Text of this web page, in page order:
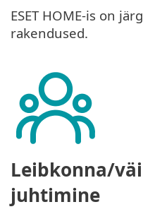
ESET HOME-is on
rakendused.
Leibkonna/
juhtimine